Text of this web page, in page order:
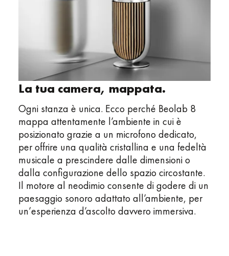
La tua camera, mappata.
Ogni stanza è unica. Ecco perché Beolab 8
mappa attentamente l’ambiente in cui è
posizionato grazie a un microfono dedicato,
per offrire una qualità cristallina e una fedeltà
musicale a prescindere dalle dimensioni o
dalla configurazione dello spazio circostante.
Il motore al neodimio consente di godere di un
paesaggio sonoro adattato all’ambiente, per
un’esperienza d’ascolto davvero immersiva.